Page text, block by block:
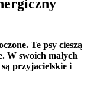
Te psy cieszą
W swoich małych
są przyjacielskie i